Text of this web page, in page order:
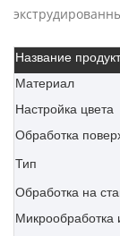
Название
Материал
Настройка цвета
Обработка
Тип
Обработка на
Микрообработка